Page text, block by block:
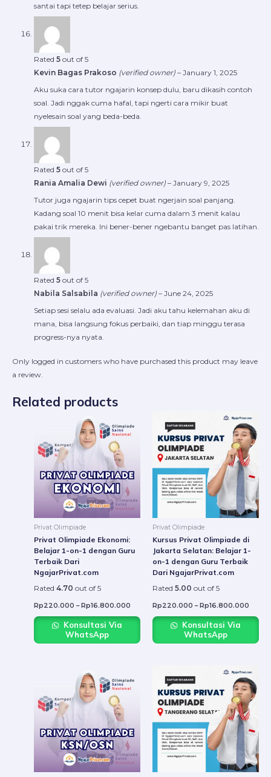
santai tapi tetep belajar serius.
Rated 5 out of 5
Kevin Bagas Prakoso (verified owner) – January 1, 2025
Aku suka cara tutor ngajarin konsep dulu, baru dikasih contoh
soal. Jadi nggak cuma hafal, tapi ngerti cara mikir buat
nyelesain soal yang beda-beda.
Rated 5 out of 5
Rania Amalia Dewi (verified owner) – January 9, 2025
Tutor juga ngajarin tips cepet buat ngerjain soal panjang.
Kadang soal 10 menit bisa kelar cuma dalam 3 menit kalau
pakai trik mereka. Ini bener-bener ngebantu banget pas latihan.
Rated 5 out of 5
Nabila Salsabila (verified owner) – June 24, 2025
Setiap sesi selalu ada evaluasi. Jadi aku tahu kelemahan aku di
mana, bisa langsung fokus perbaiki, dan tiap minggu terasa
progress-nya nyata.
Only logged in customers who have purchased this product may leave
a review.
Related products
Privat Olimpiade
Privat Olimpiade Ekonomi:
Belajar 1-on-1 dengan Guru
Terbaik Dari
NgajarPrivat.com
Rated 4.70 out of 5
Rp220.000 – Rp16.800.000
range:
Rp220.000
Rp16.800.000
product
multiple
variants.
options
may
chosen
on
product
Konsultasi Via
WhatsApp
Privat Olimpiade
Kursus Privat Olimpiade di
Jakarta Selatan: Belajar 1-
on-1 dengan Guru Terbaik
Dari NgajarPrivat.com
Rated 5.00 out of 5
Rp220.000 – Rp16.800.000
range:
This
has
The
may
on
Konsultasi Via
WhatsApp
range:
Rp220.000
Rp16.800.000
product
multiple
variants.
The
options
may
range:
This
has
The
may